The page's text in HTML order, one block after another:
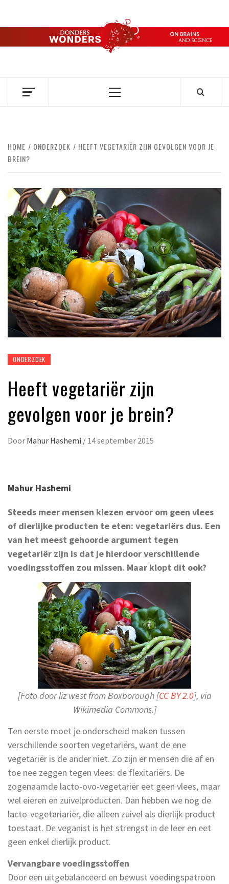
de
DONDERS
OVER HERSENEN EN WETENSCHAP // ON BRAINS AND
Primair
HOME ONDERZOEK
HEEFT VEGETARIËR ZIJN GEVOLGEN VOOR JE
BREIN?
ONDERZOEK
Heeft vegetariër zijn
gevolgen voor je brein?
Door Mahur Hashemi / 14 september 2015
Mahur Hashemi
Steeds meer mensen kiezen ervoor om geen vlees
of dierlijke producten te eten: vegetariërs dus. Een
van het meest gehoorde argument tegen
vegetariër zijn is dat je hierdoor verschillende
voedingsstoffen zou missen. Maar klopt dit ook?
[Foto door liz west from Boxborough [CC BY 2.0], via
Wikimedia Commons.]
Ten eerste moet je onderscheid maken tussen
verschillende soorten vegetariërs, want de ene
vegetariër is de ander niet. Zo zijn er mensen die af en
toe nee zeggen tegen vlees: de flexitariërs. De
zogenaamde lacto-ovo-vegetariër eet geen vlees, maar
wel eieren en zuivelproducten. Dan hebben we nog de
lacto-vegetariariër, die alleen zuivel als dierlijk product
toestaat. De veganist is het strengst in de leer en eet
geen enkel dierlijk product.
Vervangbare voedingsstoffen
Door een uitgebalanceerd en bewust voedingspatroon